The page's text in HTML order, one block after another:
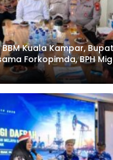
Kuala Kampar,
Forkopimda, BPH